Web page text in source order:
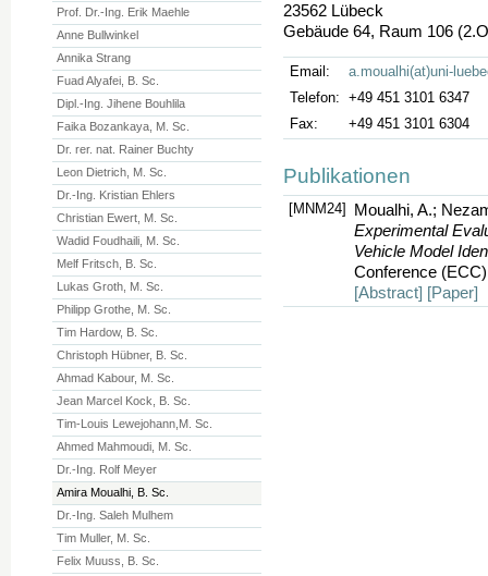
23562 Lübeck
Gebäude 64, Raum 106
Email:
a.moualhi(at)uni-
Telefon: +49 451 3101 6347
Fax:
+49 451 3101 6304
Publikationen
[MNM24]
Moualhi, A.;
Experimental
Vehicle Model
Conference
[Abstract] [Paper]
Prof. Dr.-Ing. Erik Maehle
Anne Bullwinkel
Annika Strang
Fuad Alyafei, B. Sc.
Dipl.-Ing. Jihene Bouhlila
Faika Bozankaya, M. Sc.
Dr. rer. nat. Rainer Buchty
Leon Dietrich, M. Sc.
Dr.-Ing. Kristian Ehlers
Christian Ewert, M. Sc.
Wadid Foudhaili, M. Sc.
Melf Fritsch, B. Sc.
Lukas Groth, M. Sc.
Philipp Grothe, M. Sc.
Tim Hardow, B. Sc.
Christoph Hübner, B. Sc.
Ahmad Kabour, M. Sc.
Jean Marcel Kock, B. Sc.
Tim-Louis Lewejohann,M. Sc.
Ahmed Mahmoudi, M. Sc.
Dr.-Ing. Rolf Meyer
Amira Moualhi, B. Sc.
Dr.-Ing. Saleh Mulhem
Tim Muller, M. Sc.
Felix Muuss, B. Sc.